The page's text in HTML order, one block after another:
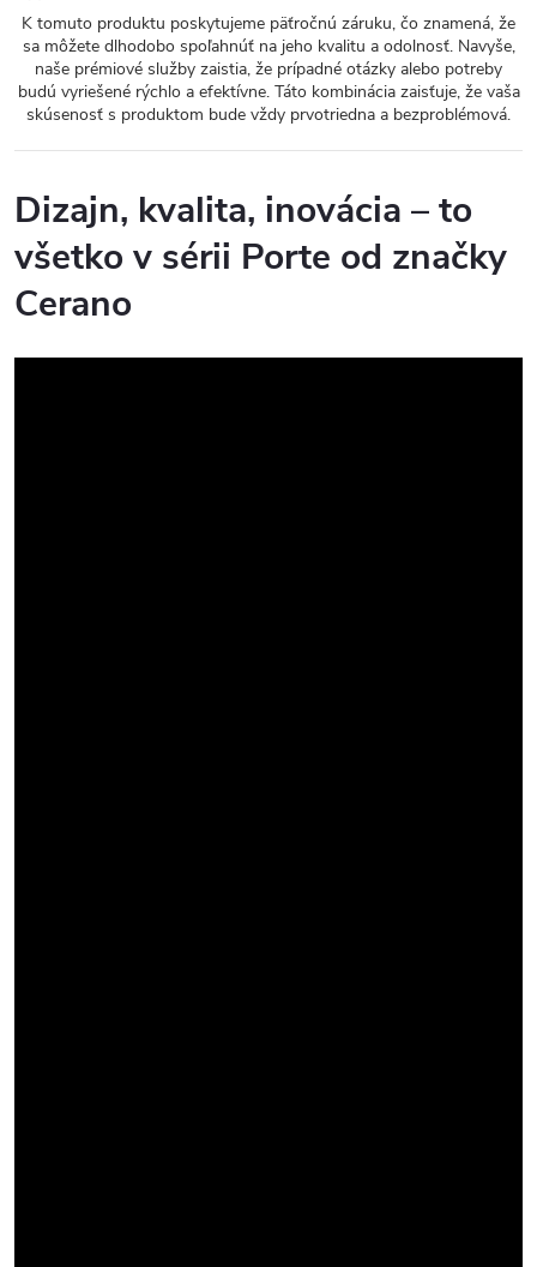
K tomuto produktu poskytujeme päťročnú záruku, čo znamená, že
sa môžete dlhodobo spoľahnúť na jeho kvalitu a odolnosť. Navyše,
naše prémiové služby zaistia, že prípadné otázky alebo potreby
budú vyriešené rýchlo a efektívne. Táto kombinácia zaisťuje, že vaša
skúsenosť s produktom bude vždy prvotriedna a bezproblémová.
Dizajn, kvalita, inovácia – to
všetko v sérii Porte od značky
Cerano